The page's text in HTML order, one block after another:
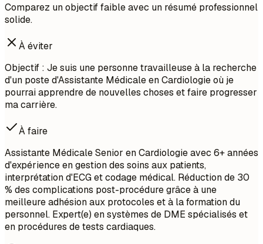
Comparez un objectif faible avec un résumé professionnel
solide.
À éviter
Objectif : Je suis une personne travailleuse à la recherche
d'un poste d'Assistante Médicale en Cardiologie où je
pourrai apprendre de nouvelles choses et faire progresser
ma carrière.
À faire
Assistante Médicale Senior en Cardiologie avec 6+ années
d'expérience en gestion des soins aux patients,
interprétation d'ECG et codage médical. Réduction de 30
% des complications post-procédure grâce à une
meilleure adhésion aux protocoles et à la formation du
personnel. Expert(e) en systèmes de DME spécialisés et
en procédures de tests cardiaques.